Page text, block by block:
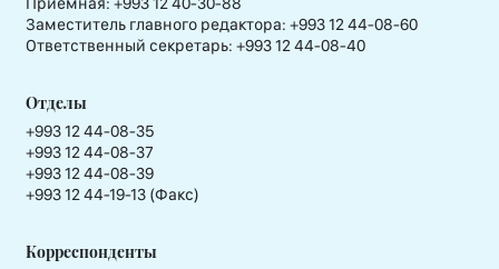
Заместитель главного редактора: +993 12 44-08-60
Ответственный секретарь: +993 12 44-08-40
Отделы
+993 12 44-08-35
+993 12 44-08-37
+993 12 44-08-39
+993 12 44-19-13 (Факс)
Корреспонденты